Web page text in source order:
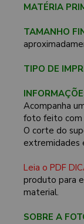
MATÉRIA
TAMANHO
TIPO DE
Acompanha
foto feito com
O corte do
extremidades
Leia o PDF
produto para
material.
SOBRE A